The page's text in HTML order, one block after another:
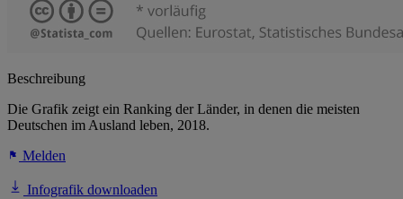
Beschreibung
Die Grafik zeigt ein Ranking der Länder, in denen die meisten
Deutschen im Ausland leben, 2018.
Melden
Infografik downloaden